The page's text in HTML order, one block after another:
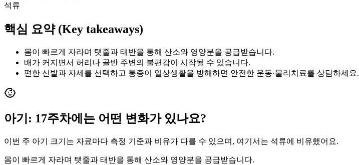
석류
핵심 요약 (Key takeaways)
몸이 빠르게 자라며 탯줄과 태반을 통해 산소와 영양분을 공급받습니다.
배가 커지면서 허리나 골반 주변의 불편감이 시작될 수 있습니다.
편한 신발과 자세를 선택하고 통증이 일상생활을 방해하면 안전한 운동·물리치료를 상담하세요.
아기: 17주차에는 어떤 변화가 있나요?
이번 주 아기 크기는 자료마다 측정 기준과 비유가 다를 수 있으며, 여기서는 석류에 비유했어요.
몸이 빠르게 자라며 탯줄과 태반을 통해 산소와 영양분을 공급받습니다.